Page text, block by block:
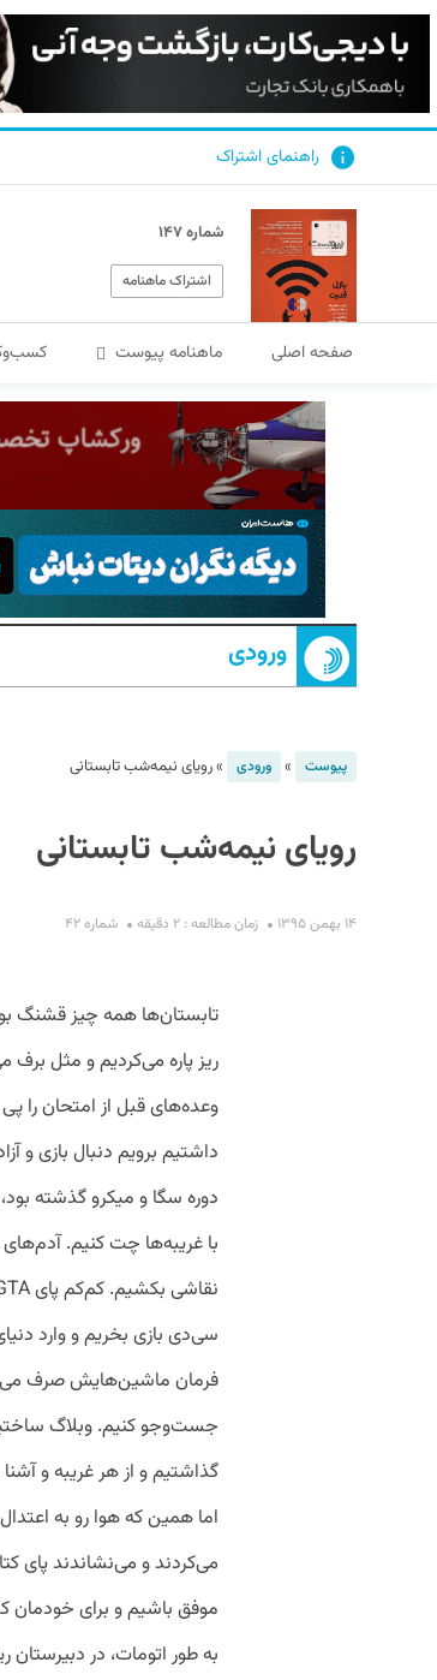
راهنمای اشتراک
شماره ۱۴۷
اشتراک ماهنامه
صفحه اصلی ماهنامه پیوست
ورودی
پیوست » ورودی »رویای نیمه‌شب تابستانی
رویای نیمه‌شب تابستانی
۱۴ بهمن ۱۳۹۵ زمان مطالعه : ۲ دقیقه شماره ۴۲
تابستان‌ها‌ همه چیز قشنگ
ریز پاره می‌کردیم و مثل
وعده‌های قبل از امتحان را
داشتیم برویم دنبال بازی و
دوره سگا و میکرو گذشته بود،
سی‌دی بازی بخریم و وارد
فرمان ماشین‌هایش صرف
جست‌وجو کنیم. وبلاگ
گذاشتیم و از هر غریبه و
اما همین که هوا رو به
می‌کردند و می‌نشاندند پای
موفق باشیم و برای
به طور اتومات، در